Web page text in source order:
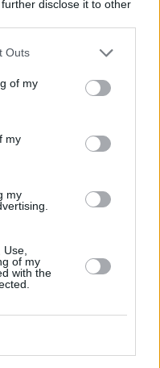
disclose it to other
Outs
of my
my
my
of my
with the
•